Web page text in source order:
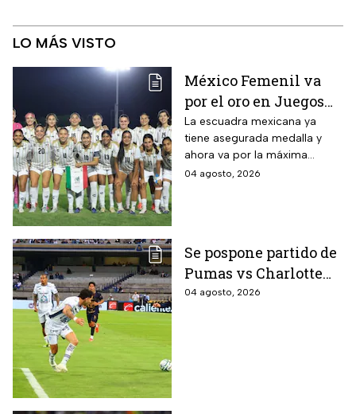
LO MÁS VISTO
México Femenil va
por el oro en Juegos
Centroamericanos; ya
conoce a su rival
La escuadra mexicana ya
tiene asegurada medalla y
ahora va por la máxima
presea en los Juegos
04 agosto, 2026
Se pospone partido de
Pumas vs Charlotte
FC en el inicio de la
04 agosto, 2026